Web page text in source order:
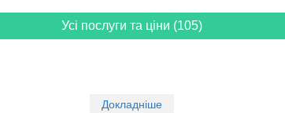
Усі послуги та ціни (105)
Докладніше